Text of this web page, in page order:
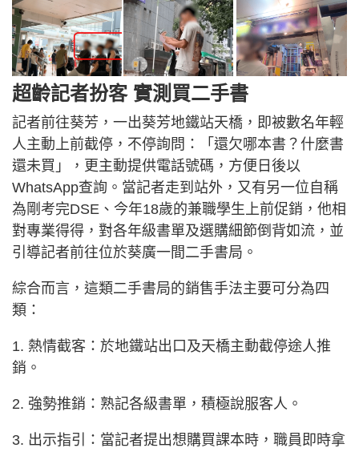
超齡記者扮客 實測買二手書
記者前往葵芳，一出葵芳地鐵站天橋，即被數名年輕
人主動上前截停，不停詢問：「還欠哪本書？什麼書
還未買」，更主動提供電話號碼，方便日後以
WhatsApp查詢。當記者走到站外，又有另一位自稱
為剛考完DSE、今年18歲的兼職學生上前促銷，他相
對專業得得，對各年級書單及選購細節倒背如流，並
引導記者前往位於葵廣一間二手書局。
綜合而言，這類二手書局的銷售手法主要可分為四
類：
1. 熱情截客：於地鐵站出口及天橋主動截停途人推
銷。
2. 強勢推銷：熟記各級書單，積極說服客人。
3. 出示指引：當記者提出想購買課本時，職員即時拿